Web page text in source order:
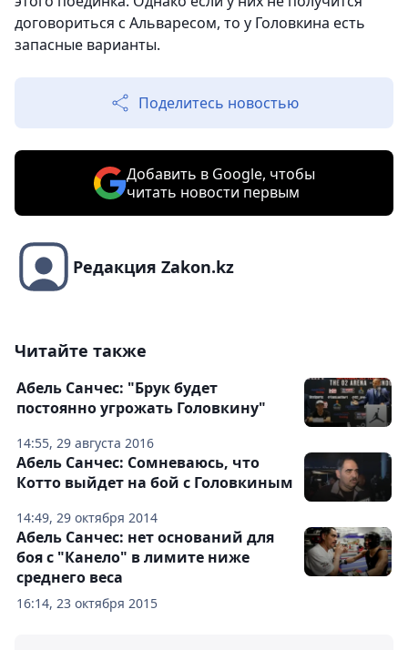
договориться с Альваресом, то у Головкина есть
запасные варианты.
Поделитесь новостью
Добавить в Google, чтобы
читать новости первым
Редакция Zakon.kz
Читайте также
14:55, 29 августа 2016
Абель Санчес: "Брук будет
постоянно угрожать Головкину"
14:49, 29 октября 2014
Абель Санчес: Сомневаюсь, что
Котто выйдет на бой с Головкиным
16:14, 23 октября 2015
Абель Санчес: нет оснований для
боя с "Канело" в лимите ниже
среднего веса